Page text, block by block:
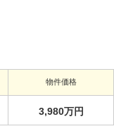
物件価格
3,980万円